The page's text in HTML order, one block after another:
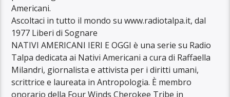
Americani.
Ascoltaci in tutto il mondo su www.radiotalpa.it, dal
1977 Liberi di Sognare
NATIVI AMERICANI IERI E OGGI è una serie su Radio
Talpa dedicata ai Nativi Americani a cura di Raffaella
Milandri, giornalista e attivista per i diritti umani,
scrittrice e laureata in Antropologia. È membro
onorario della Four Winds Cherokee Tribe in